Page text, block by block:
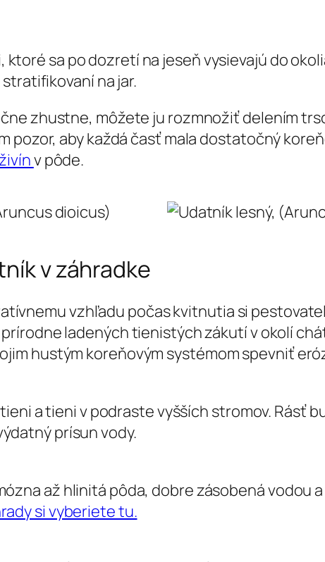
ktoré sa po dozretí na jeseň vysievajú do
na jar.
zhustne, môžete ju rozmnožiť delením
pozor, aby každá časť mala dostatočný
v pôde.
v záhradke
vzhľadu počas kvitnutia si
ladených tienistých zákutí v okolí
hustým koreňovým systémom spevniť
a tieni v podraste vyšších stromov. Rásť
prísun vody.
až hlinitá pôda, dobre zásobená vodou
si vyberiete tu.